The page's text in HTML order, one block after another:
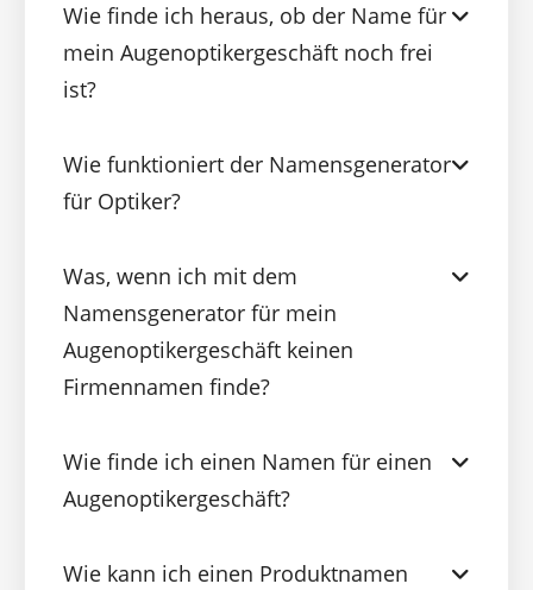
Wie finde ich heraus, ob der Name für
mein Augenoptikergeschäft noch frei
ist?
Wie funktioniert der Namensgenerator
für Optiker?
Was, wenn ich mit dem
Namensgenerator für mein
Augenoptikergeschäft keinen
Firmennamen finde?
Wie finde ich einen Namen für einen
Augenoptikergeschäft?
Wie kann ich einen Produktnamen